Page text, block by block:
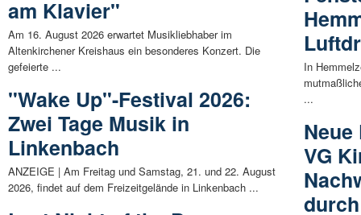
am Klavier"
Am 16. August 2026 erwartet Musikliebhaber im
Altenkirchener Kreishaus ein besonderes Konzert. Die
gefeierte ...
"Wake Up"-Festival 2026:
Zwei Tage Musik in
Linkenbach
ANZEIGE | Am Freitag und Samstag, 21. und 22. August
2026, findet auf dem Freizeitgelände in Linkenbach ...
In
...
VG
durch